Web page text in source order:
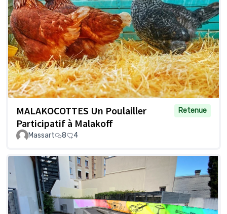
MALAKOCOTTES Un Poulailler
Participatif à Malakoff
Retenue
Massart 8 4